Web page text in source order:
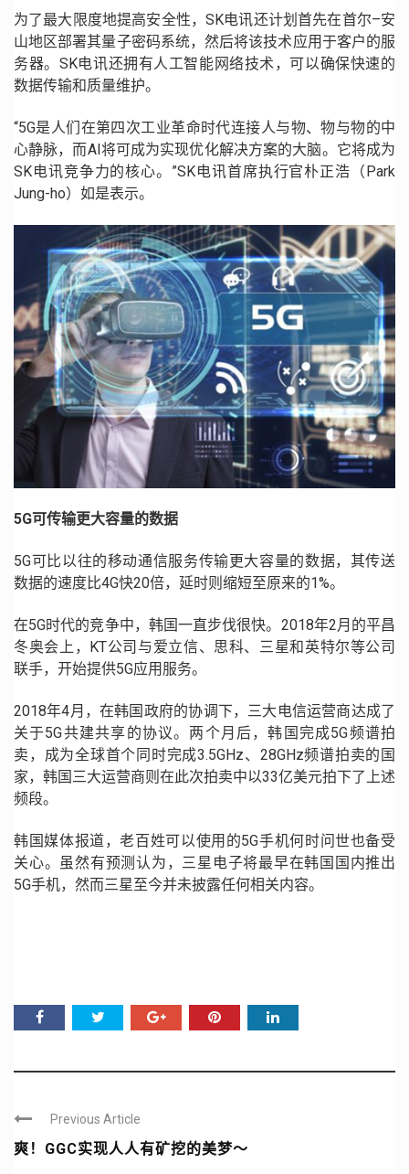
为了最大限度地提高安全性，SK电讯还计划首先在首尔–安
山地区部署其量子密码系统，然后将该技术应用于客户的服
务器。 SK电讯还拥有人工智能网络技术，可以确保快速的
数据传输和质量维护。
“5G是人们在第四次工业革命时代连接人与物、物与物的中
心静脉，而AI将可成为实现优化解决方案的大脑。它将成为
SK电讯竞争力的核心。 ”SK电讯首席执行官朴正浩（Park
Jung-ho）如是表示。
5G可传输更大容量的数据
5G可比以往的移动通信服务传输更大容量的数据，其传送
数据的速度比4G快20倍，延时则缩短至原来的1%。
在5G时代的竞争中，韩国一直步伐很快。 2018年2月的平昌
冬奥会上，
KT公司与爱立信、思科、三星和英特尔等公司
联手，开始提供5G应用服务。
2018年4月，在韩国政府的协调下，三大电信运营商达成了
关于5G共建共享的协议。两个月后，韩国完成5G频谱拍
卖，成为全球首个同时完成3.5GHz、 28GHz频谱拍卖的国
家，韩国三大运营商则在此次拍卖中以33亿美元拍下了上述
频段。
韩国媒体报道，老百姓可以使用的5G手机何时问世也备受
关心。虽然有预测认为，三星电子将最早在韩国国内推出
5G手机，然而三星至今并未披露任何相关内容。
Previous Article
爽！GGC实现人人有矿挖的美梦～